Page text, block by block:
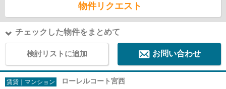
物件リクエスト
チェックした物件をまとめて
検討リストに追加 お問い合わせ
賃貸｜マンション ローレルコート宮西